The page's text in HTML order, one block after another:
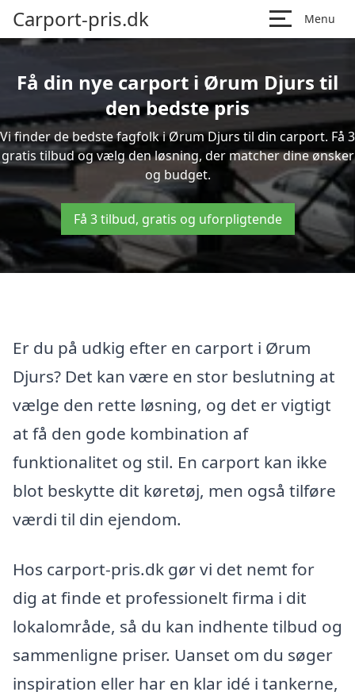
Carport-pris.dk Menu
Få din nye carport i Ørum Djurs til
den bedste pris
Vi finder de bedste fagfolk i Ørum Djurs til din carport. Få 3
gratis tilbud og vælg den løsning, der matcher dine ønsker
og budget.
Få 3 tilbud, gratis og uforpligtende
Er du på udkig efter en carport i Ørum
Djurs? Det kan være en stor beslutning at
vælge den rette løsning, og det er vigtigt
at få den gode kombination af
funktionalitet og stil. En carport kan ikke
blot beskytte dit køretøj, men også tilføre
værdi til din ejendom.
Hos carport-pris.dk gør vi det nemt for
dig at finde et professionelt firma i dit
lokalområde, så du kan indhente tilbud og
sammenligne priser. Uanset om du søger
inspiration eller har en klar idé i tankerne,